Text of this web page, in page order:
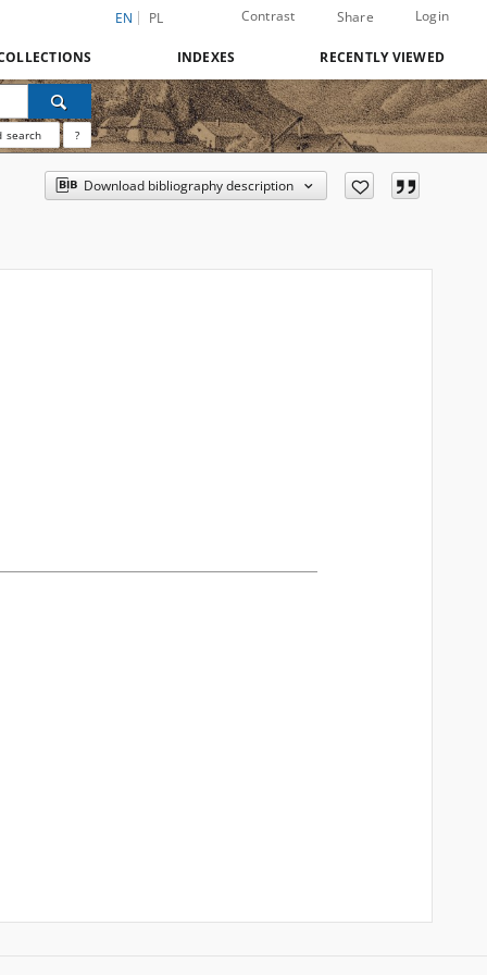
EN PL Contrast Share Login
INDEXES RECENTLY VIEWED
search ?
Download bibliography description